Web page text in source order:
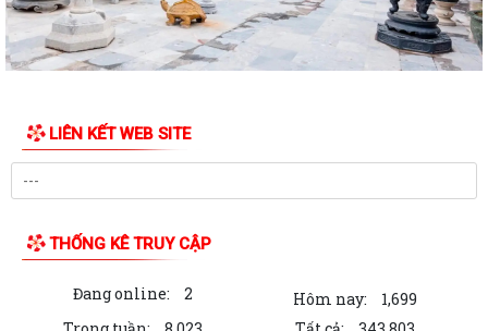
Luật sửa đổi, bổ sung một số điều của Luật phòng chống tham nhũng
Chiến dịch “500 ngày đêm đẩy mạnh thực hiện tìm kiếm, quy tập và
Kỷ niệm Ngày gia đình Việt Nam 28/6
KẾ HOẠCH Tiếp công dân của Chủ tịch Ủy ban nhân dân xã Quý III, IV
Tổ chức chi trả tiền bồi thường, hỗ trợ GPMB cho 100 hộ dân (đợt 1)
Dự thảo chứng thư khu B Dự án đầu tư kinh doanh kết cấu hạ tầng xây
LIÊN KẾT WEB SITE
THỐNG KÊ TRUY CẬP
Đang online: 2 Hôm nay:
1,699